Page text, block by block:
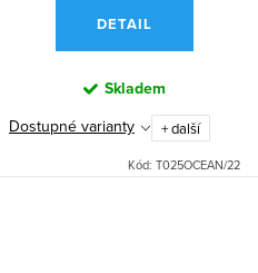
DETAIL
Skladem
Dostupné varianty
+ další
Kód: T025OCEAN/22